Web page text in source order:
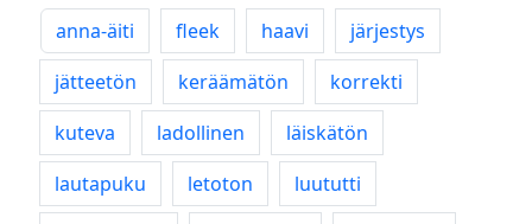
anna-äiti fleek haavi
järjestys
jätteetön
keräämätön
korrekti
kuteva
ladollinen
läiskätön
lautapuku
letoton
luututti